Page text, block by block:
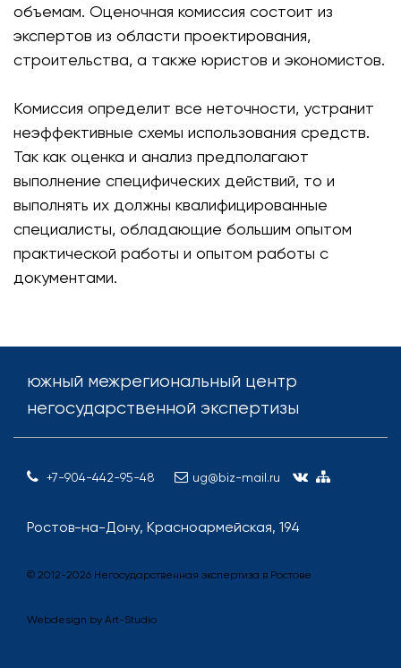
объемам. Оценочная комиссия состоит из
экспертов из области проектирования,
строительства, а также юристов и экономистов.
Комиссия определит все неточности, устранит
неэффективные схемы использования средств.
Так как оценка и анализ предполагают
выполнение специфических действий, то и
выполнять их должны квалифицированные
специалисты, обладающие большим опытом
практической работы и опытом работы с
документами.
южный межрегиональный центр
негосударственной экспертизы
+7-904-442-95-48 ug@biz-mail.ru
Ростов-на-Дону, Красноармейская, 194
© 2012-2026 Негосударственная экспертиза в Ростове
Webdesign by Art-Studio